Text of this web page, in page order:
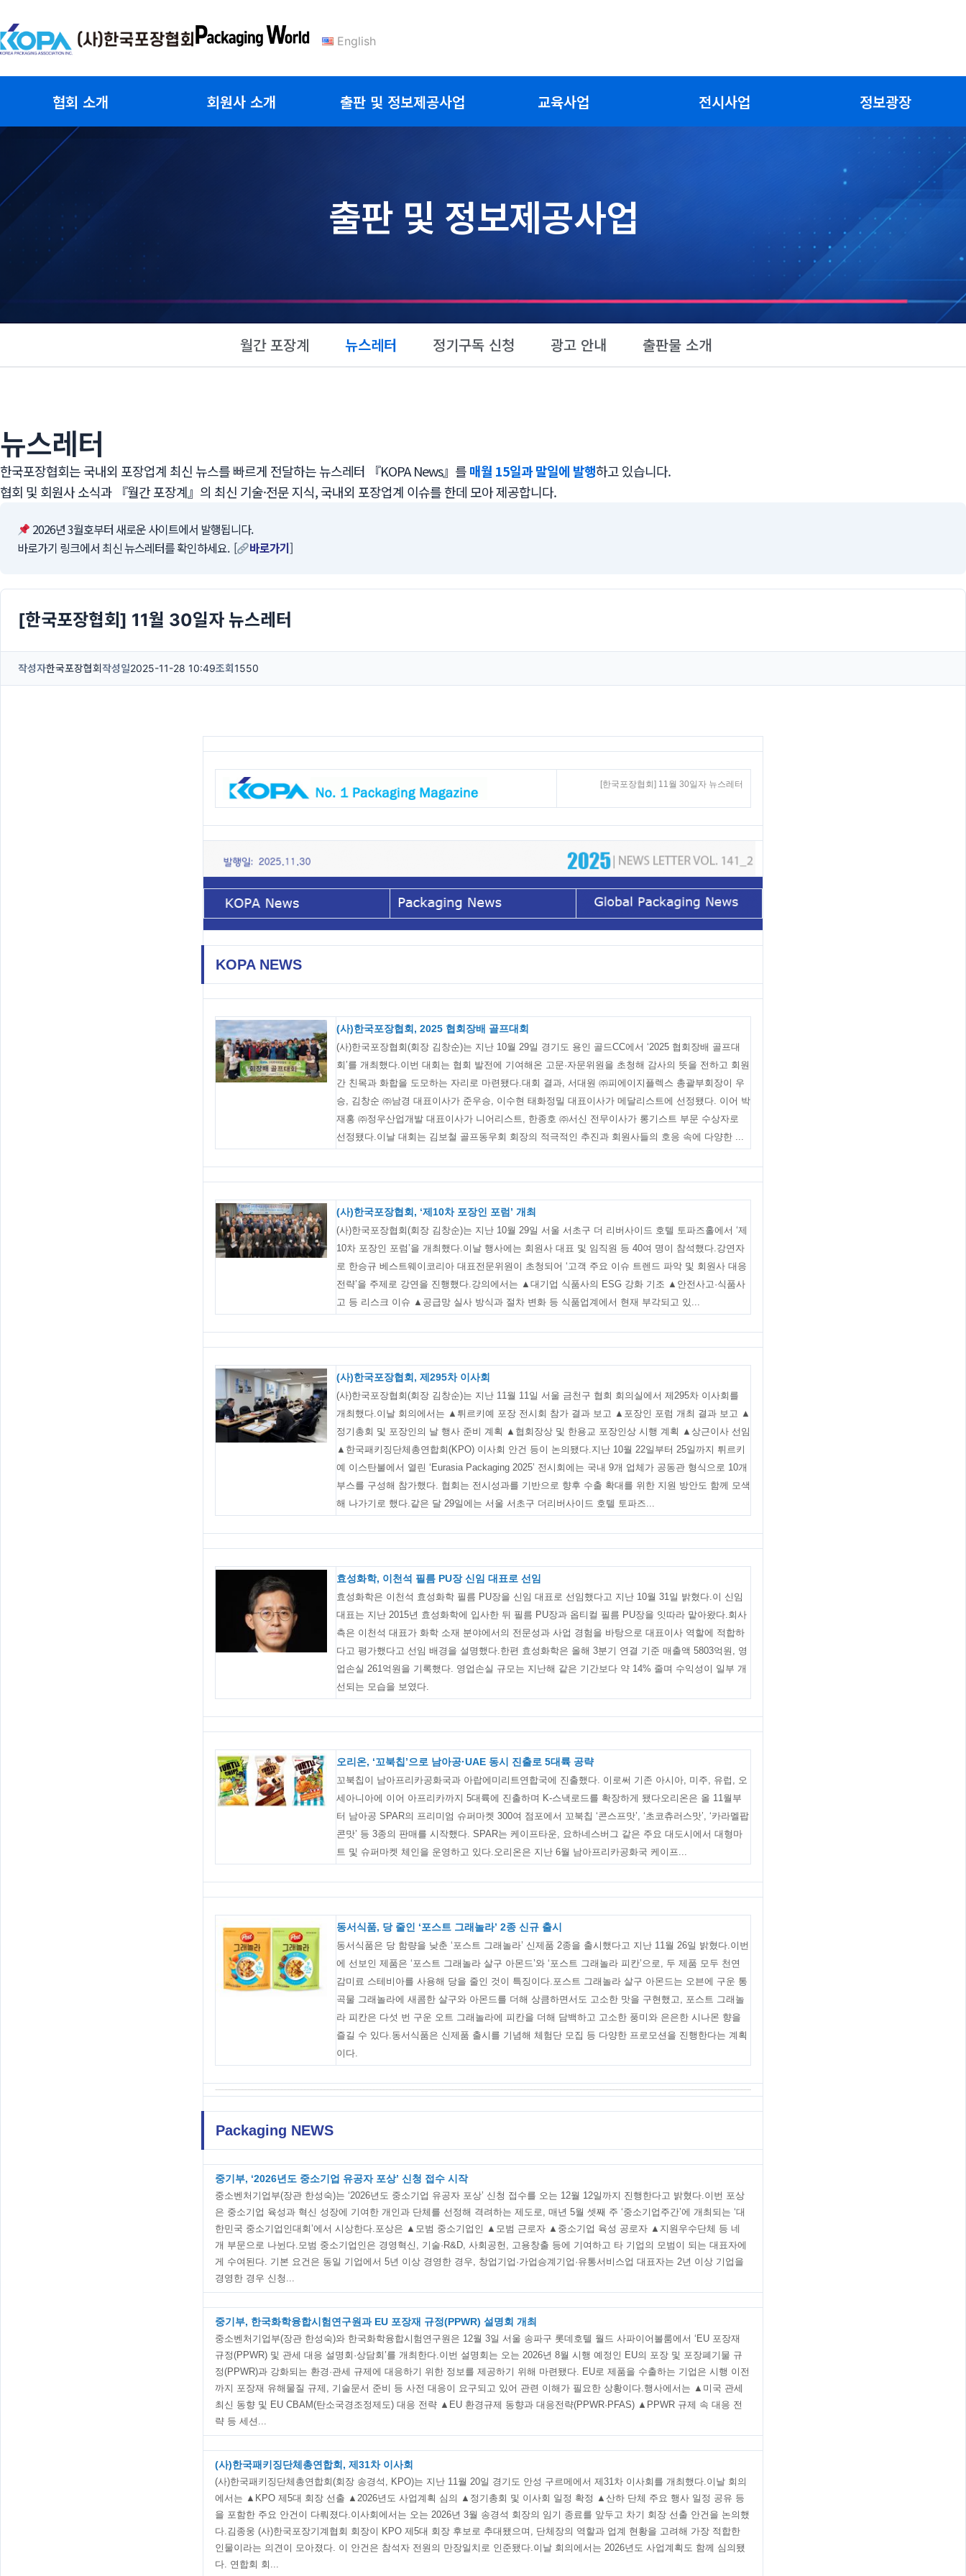
텐
츠
English
협회 소개 회원사 소개 출판 및 정보제공사업 교육사업 전시사업 정보광장
출판 및 정보제공사업
월간 포장계 뉴스레터 정기구독 신청 광고 안내 출판물 소개
뉴스레터
한국포장협회는 국내외 포장업계 최신 뉴스를 빠르게 전달하는 뉴스레터 『KOPA News』를매월 15일과 말일에 발행하고 있습니다.
협회 및 회원사 소식과 『월간 포장계』의 최신 기술·전문 지식, 국내외 포장업계 이슈를 한데 모아 제공합니다.
2026년 3월호부터 새로운 사이트에서 발행됩니다.
바로가기 링크에서 최신 뉴스레터를 확인하세요. [
바로가기]
[한국포장협회] 11월 30일자 뉴스레터
작성자한국포장협회작성일2025-11-28 10:49조회 1550
[한국포장협회] 11월 30일자 뉴스레터
KOPA NEWS
(사)한국포장협회, 2025 협회장배 골프대회
(사)한국포장협회(회장 김창순)는 지난 10월 29일 경기도 용인 골드CC에서 ‘2025 협회장배 골프대
회’를 개최했다.이번 대회는 협회 발전에 기여해온 고문·자문위원을 초청해 감사의 뜻을 전하고 회원
간 친목과 화합을 도모하는 자리로 마련됐다.대회 결과, 서대원 ㈜피에이지플렉스 총괄부회장이 우
승, 김창순 ㈜남경 대표이사가 준우승, 이수현 태화정밀 대표이사가 메달리스트에 선정됐다. 이어 박
재홍 ㈜정우산업개발 대표이사가 니어리스트, 한종호 ㈜서신 전무이사가 롱기스트 부문 수상자로
선정됐다.이날 대회는 김보철 골프동우회 회장의 적극적인 추진과 회원사들의 호응 속에 다양한 ...
(사)한국포장협회, ‘제10차 포장인 포럼’ 개최
(사)한국포장협회(회장 김창순)는 지난 10월 29일 서울 서초구 더 리버사이드 호텔 토파즈홀에서 ‘제
10차 포장인 포럼’을 개최했다.이날 행사에는 회원사 대표 및 임직원 등 40여 명이 참석했다.강연자
로 한승규 베스트웨이코리아 대표전문위원이 초청되어 ‘고객 주요 이슈 트렌드 파악 및 회원사 대응
전략’을 주제로 강연을 진행했다.강의에서는 ▲대기업 식품사의 ESG 강화 기조 ▲안전사고·식품사
고 등 리스크 이슈 ▲공급망 실사 방식과 절차 변화 등 식품업계에서 현재 부각되고 있...
(사)한국포장협회, 제295차 이사회
(사)한국포장협회(회장 김창순)는 지난 11월 11일 서울 금천구 협회 회의실에서 제295차 이사회를
개최했다.이날 회의에서는 ▲튀르키예 포장 전시회 참가 결과 보고 ▲포장인 포럼 개최 결과 보고 ▲
정기총회 및 포장인의 날 행사 준비 계획 ▲협회장상 및 한용교 포장인상 시행 계획 ▲상근이사 선임
▲한국패키징단체총연합회(KPO) 이사회 안건 등이 논의됐다.지난 10월 22일부터 25일까지 튀르키
예 이스탄불에서 열린 ‘Eurasia Packaging 2025’ 전시회에는 국내 9개 업체가 공동관 형식으로 10개
부스를 구성해 참가했다. 협회는 전시성과를 기반으로 향후 수출 확대를 위한 지원 방안도 함께 모색
해 나가기로 했다.같은 달 29일에는 서울 서초구 더리버사이드 호텔 토파즈...
효성화학, 이천석 필름 PU장 신임 대표로 선임
효성화학은 이천석 효성화학 필름 PU장을 신임 대표로 선임했다고 지난 10월 31일 밝혔다.이 신임
대표는 지난 2015년 효성화학에 입사한 뒤 필름 PU장과 옵티컬 필름 PU장을 잇따라 맡아왔다.회사
측은 이천석 대표가 화학 소재 분야에서의 전문성과 사업 경험을 바탕으로 대표이사 역할에 적합하
다고 평가했다고 선임 배경을 설명했다.한편 효성화학은 올해 3분기 연결 기준 매출액 5803억원, 영
업손실 261억원을 기록했다. 영업손실 규모는 지난해 같은 기간보다 약 14% 줄며 수익성이 일부 개
선되는 모습을 보였다.
오리온, ‘꼬북칩’으로 남아공·UAE 동시 진출로 5대륙 공략
꼬북칩이 남아프리카공화국과 아랍에미리트연합국에 진출했다. 이로써 기존 아시아, 미주, 유럽, 오
세아니아에 이어 아프리카까지 5대륙에 진출하며 K-스낵로드를 확장하게 됐다오리온은 올 11월부
터 남아공 SPAR의 프리미엄 슈퍼마켓 300여 점포에서 꼬북칩 ‘콘스프맛’, ‘초코츄러스맛’, ‘카라멜팝
콘맛’ 등 3종의 판매를 시작했다. SPAR는 케이프타운, 요하네스버그 같은 주요 대도시에서 대형마
트 및 슈퍼마켓 체인을 운영하고 있다.오리온은 지난 6월 남아프리카공화국 케이프...
동서식품, 당 줄인 ‘포스트 그래놀라’ 2종 신규 출시
동서식품은 당 함량을 낮춘 ‘포스트 그래놀라’ 신제품 2종을 출시했다고 지난 11월 26일 밝혔다.이번
에 선보인 제품은 ‘포스트 그래놀라 살구 아몬드’와 ‘포스트 그래놀라 피칸’으로, 두 제품 모두 천연
감미료 스테비아를 사용해 당을 줄인 것이 특징이다.포스트 그래놀라 살구 아몬드는 오븐에 구운 통
곡물 그래놀라에 새콤한 살구와 아몬드를 더해 상큼하면서도 고소한 맛을 구현했고, 포스트 그래놀
라 피칸은 다섯 번 구운 오트 그래놀라에 피칸을 더해 담백하고 고소한 풍미와 은은한 시나몬 향을
즐길 수 있다.동서식품은 신제품 출시를 기념해 체험단 모집 등 다양한 프로모션을 진행한다는 계획
이다.
Packaging NEWS
중기부, ‘2026년도 중소기업 유공자 포상’ 신청 접수 시작
중소벤처기업부(장관 한성숙)는 ‘2026년도 중소기업 유공자 포상’ 신청 접수를 오는 12월 12일까지 진행한다고 밝혔다.이번 포상
은 중소기업 육성과 혁신 성장에 기여한 개인과 단체를 선정해 격려하는 제도로, 매년 5월 셋째 주 ‘중소기업주간’에 개최되는 ‘대
한민국 중소기업인대회’에서 시상한다.포상은 ▲모범 중소기업인 ▲모범 근로자 ▲중소기업 육성 공로자 ▲지원우수단체 등 네
개 부문으로 나뉜다.모범 중소기업인은 경영혁신, 기술·R&D, 사회공헌, 고용창출 등에 기여하고 타 기업의 모범이 되는 대표자에
게 수여된다. 기본 요건은 동일 기업에서 5년 이상 경영한 경우, 창업기업·가업승계기업·유통서비스업 대표자는 2년 이상 기업을
경영한 경우 신청...
중기부, 한국화학융합시험연구원과 EU 포장재 규정(PPWR) 설명회 개최
중소벤처기업부(장관 한성숙)와 한국화학융합시험연구원은 12월 3일 서울 송파구 롯데호텔 월드 사파이어볼룸에서 ‘EU 포장재
규정(PPWR) 및 관세 대응 설명회·상담회’를 개최한다.이번 설명회는 오는 2026년 8월 시행 예정인 EU의 포장 및 포장폐기물 규
정(PPWR)과 강화되는 환경·관세 규제에 대응하기 위한 정보를 제공하기 위해 마련됐다. EU로 제품을 수출하는 기업은 시행 이전
까지 포장재 유해물질 규제, 기술문서 준비 등 사전 대응이 요구되고 있어 관련 이해가 필요한 상황이다.행사에서는 ▲미국 관세
최신 동향 및 EU CBAM(탄소국경조정제도) 대응 전략 ▲EU 환경규제 동향과 대응전략(PPWR·PFAS) ▲PPWR 규제 속 대응 전
략 등 세션...
(사)한국패키징단체총연합회, 제31차 이사회
(사)한국패키징단체총연합회(회장 송경석, KPO)는 지난 11월 20일 경기도 안성 구르메에서 제31차 이사회를 개최했다.이날 회의
에서는 ▲KPO 제5대 회장 선출 ▲2026년도 사업계획 심의 ▲정기총회 및 이사회 일정 확정 ▲산하 단체 주요 행사 일정 공유 등
을 포함한 주요 안건이 다뤄졌다.이사회에서는 오는 2026년 3월 송경석 회장의 임기 종료를 앞두고 차기 회장 선출 안건을 논의했
다.김종웅 (사)한국포장기계협회 회장이 KPO 제5대 회장 후보로 추대됐으며, 단체장의 역할과 업계 현황을 고려해 가장 적합한
인물이라는 의견이 모아졌다. 이 안건은 참석자 전원의 만장일치로 인준됐다.이날 회의에서는 2026년도 사업계획도 함께 심의됐
다. 연합회 회...